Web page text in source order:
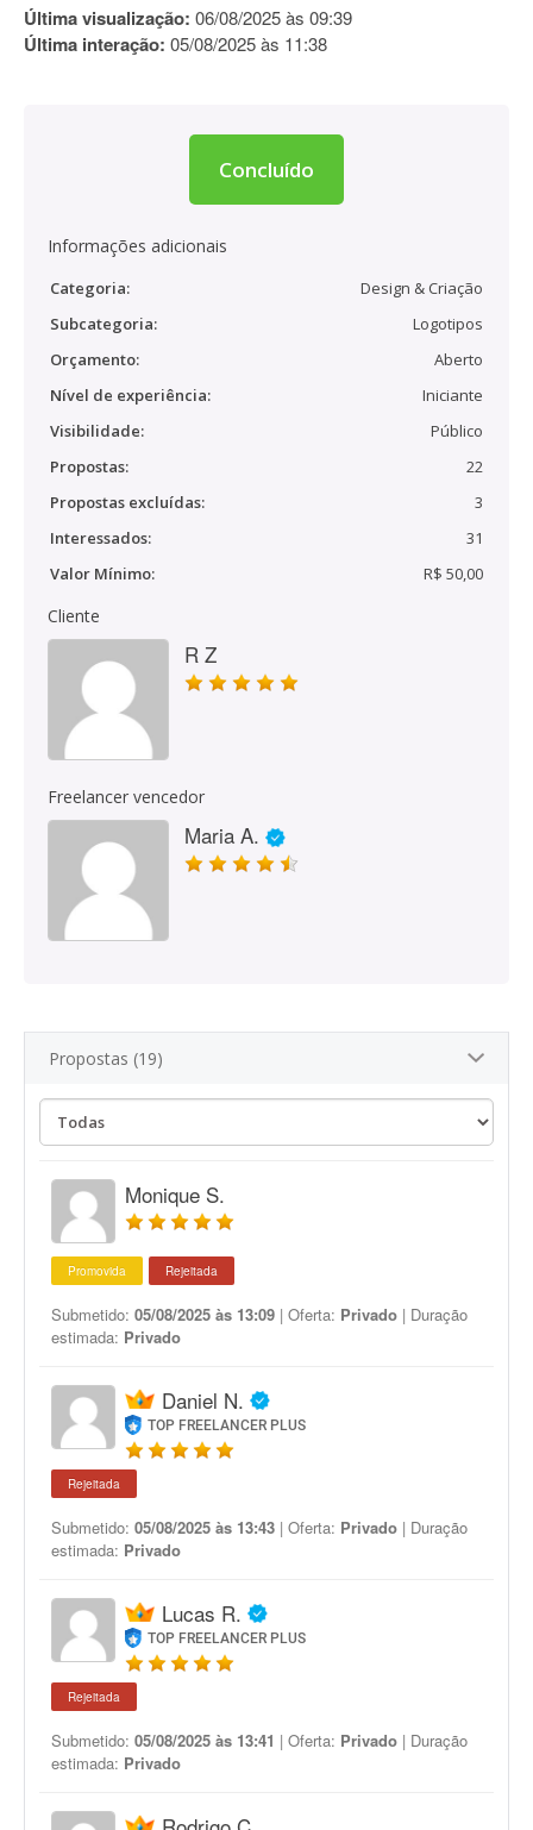
Última visualização: 06/08/2025 às 09:39
Última interação: 05/08/2025 às 11:38
Concluído
Informações adicionais
Categoria:
Design & Criação
Subcategoria:
Logotipos
Orçamento:
Aberto
Nível de experiência:
Iniciante
Visibilidade:
Público
Propostas:
22
Propostas excluídas:
3
Interessados:
31
Valor Mínimo:
R$ 50,00
Cliente
R Z
Freelancer vencedor
Maria A.
Propostas (19)
Monique S.
Promovida Rejeitada
Submetido: 05/08/2025 às 13:09 | Oferta: Privado | Duração
estimada: Privado
Daniel N.
TOP FREELANCER PLUS
Rejeitada
Submetido: 05/08/2025 às 13:43 | Oferta: Privado | Duração
estimada: Privado
Lucas R.
TOP FREELANCER PLUS
Rejeitada
Submetido: 05/08/2025 às 13:41 | Oferta: Privado | Duração
estimada: Privado